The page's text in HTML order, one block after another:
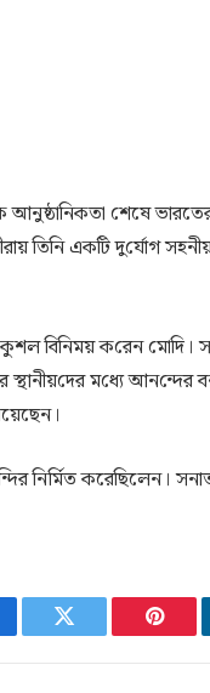
শেষে ভারতের
তিনি এক‌টি দু‌র্যোগ
বি‌নিময় ক‌রেন মো‌দি।
স্থানীয়‌দের ম‌ধ্যে আন‌ন্দের
নির্মিত করেছিলেন।
Twitter